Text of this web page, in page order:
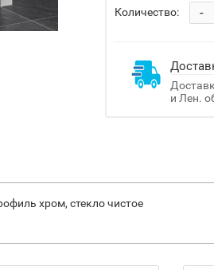
Количество: -
и Лен.
хром, стекло чистое